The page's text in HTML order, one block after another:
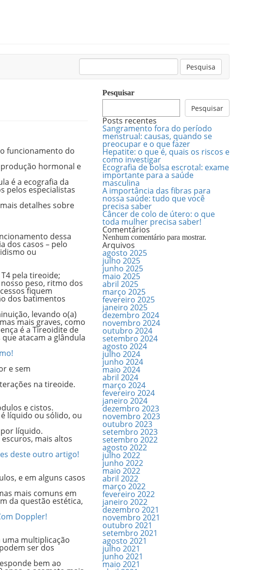
Pesquisar:
Pesquisa
funcionamento do
hormonal e
é a ecografia da
pelos especialistas
detalhes sobre
dessa
dos casos – pelo
ou
pela tireoide;
peso, ritmo dos
fiquem
dos batimentos
levando o(a)
mais graves, como
é a Tireoidite de
atacam a glândula
e sem
na tireoide.
e cistos.
líquido ou sólido, ou
líquido.
escuros, mais altos
deste outro artigo!
e em alguns casos
mais comuns em
da questão estética,
Doppler!
multiplicação
ser dos
bem ao
Pesquisar
Pesquisar
Posts recentes
Sangramento fora do período
menstrual: causas, quando se
preocupar e o que fazer
Hepatite: o que é, quais os riscos e
como investigar
Ecografia de bolsa escrotal: exame
importante para a saúde
masculina
A importância das fibras para
nossa saúde: tudo que você
precisa saber
Câncer de colo de útero: o que
toda mulher precisa saber!
Comentários
Nenhum comentário para mostrar.
Arquivos
agosto 2025
julho 2025
junho 2025
maio 2025
abril 2025
março 2025
fevereiro 2025
janeiro 2025
dezembro 2024
novembro 2024
outubro 2024
setembro 2024
agosto 2024
julho 2024
junho 2024
maio 2024
abril 2024
março 2024
fevereiro 2024
janeiro 2024
dezembro 2023
novembro 2023
outubro 2023
setembro 2023
setembro 2022
agosto 2022
julho 2022
junho 2022
maio 2022
abril 2022
março 2022
fevereiro 2022
janeiro 2022
dezembro 2021
novembro 2021
outubro 2021
setembro 2021
agosto 2021
julho 2021
junho 2021
maio 2021